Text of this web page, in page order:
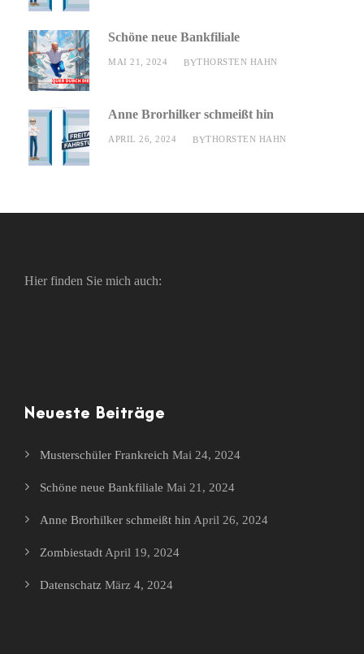
Schöne neue Bankfiliale
MAI 21, 2024 BYTHORSTEN HAHN
Anne Brorhilker schmeißt hin
APRIL 26, 2024 BYTHORSTEN HAHN
Hier finden Sie mich auch:
Neueste Beiträge
Musterschüler Frankreich Mai 24, 2024
Schöne neue Bankfiliale Mai 21, 2024
Anne Brorhilker schmeißt hin April 26, 2024
Zombiestadt April 19, 2024
Datenschatz März 4, 2024